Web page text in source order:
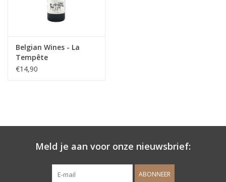
Belgian Wines - La
Tempête
€14,90
Meld je aan voor onze nieuwsbrief:
ABONNEER